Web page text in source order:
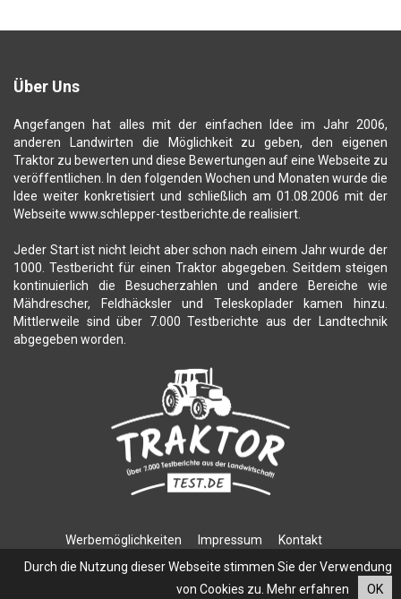
Über Uns
Angefangen hat alles mit der einfachen Idee im Jahr 2006,
anderen Landwirten die Möglichkeit zu geben, den eigenen
Traktor zu bewerten und diese Bewertungen auf eine Webseite zu
veröffentlichen. In den folgenden Wochen und Monaten wurde die
Idee weiter konkretisiert und schließlich am 01.08.2006 mit der
Webseite www.schlepper-testberichte.de realisiert.
Jeder Start ist nicht leicht aber schon nach einem Jahr wurde der
1000. Testbericht für einen Traktor abgegeben. Seitdem steigen
kontinuierlich die Besucherzahlen und andere Bereiche wie
Mähdrescher, Feldhäcksler und Teleskoplader kamen hinzu.
Mittlerweile sind über 7.000 Testberichte aus der Landtechnik
abgegeben worden.
Werbemöglichkeiten Impressum
Kontakt
Durch die Nutzung dieser Webseite stimmen Sie der Verwendung
von Cookies zu. Mehr erfahren OK